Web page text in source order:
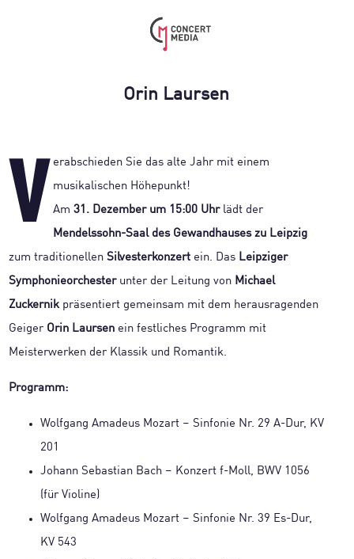
Verabschieden Sie das alte Jahr mit einem
musikalischen Höhepunkt!
Am31. Dezember um 15:00 Uhrlädt der
Mendelssohn-Saal des Gewandhauses zu Leipzig
zum traditionellenSilvesterkonzert ein. Das Leipziger
Symphonieorchesterunter der Leitung von Michael
Zuckernikpräsentiert gemeinsam mit dem herausragenden
Geiger Orin Laursen ein festliches Programm mit
Meisterwerken der Klassik und Romantik.
Programm:
Wolfgang Amadeus Mozart – Sinfonie Nr. 29 A-Dur, KV
201
Johann Sebastian Bach – Konzert f-Moll, BWV 1056
(für Violine)
Wolfgang Amadeus Mozart – Sinfonie Nr. 39 Es-Dur,
KV 543
Orin Laursen